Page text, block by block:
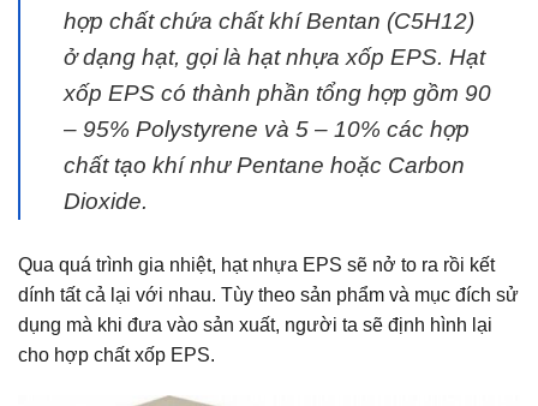
hợp chất chứa chất khí Bentan (C5H12)
ở dạng hạt, gọi là hạt nhựa xốp EPS. Hạt
xốp EPS có thành phần tổng hợp gồm 90
– 95% Polystyrene và 5 – 10% các hợp
chất tạo khí như Pentane hoặc Carbon
Dioxide.
Qua quá trình gia nhiệt, hạt nhựa EPS sẽ nở to ra rồi kết
dính tất cả lại với nhau. Tùy theo sản phẩm và mục đích sử
dụng mà khi đưa vào sản xuất, người ta sẽ định hình lại
cho hợp chất xốp EPS.